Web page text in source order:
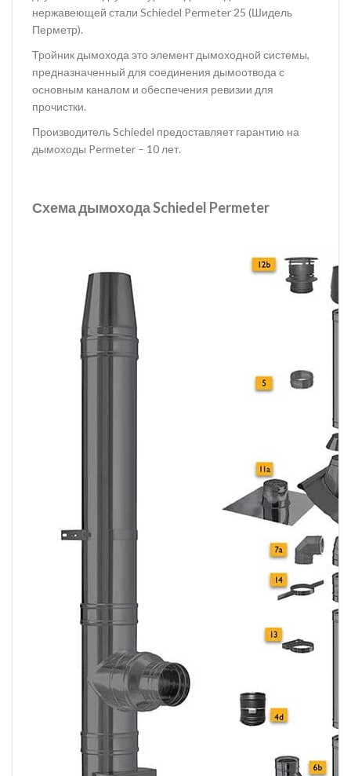
нержавеющей стали Schiedel Permeter 25 (Шидель
Перметр).
Тройник дымохода это элемент дымоходной системы,
предназначенный для соединения дымоотвода с
основным каналом и обеспечения ревизии для
прочистки.
Производитель Schiedel предоставляет гарантию на
дымоходы Permeter – 10 лет.
Схема дымохода Schiedel Permeter